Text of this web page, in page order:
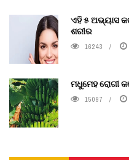
ଏହି ୫ ଅଭ୍ୟାସ
ଶରୀର
16243
ମଧୁମେହ ରୋଗୀ
15097